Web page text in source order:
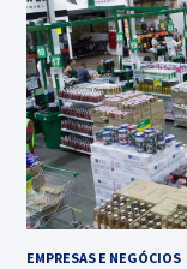
EMPRESAS E NEGÓCIOS